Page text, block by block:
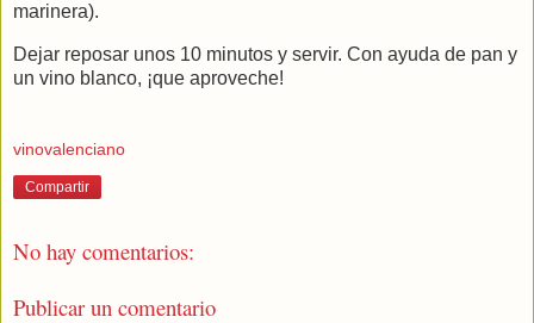
marinera).
Dejar reposar unos 10 minutos y servir. Con ayuda de pan y
un vino blanco, ¡que aproveche!
vinovalenciano
Compartir
No hay comentarios:
Publicar un comentario